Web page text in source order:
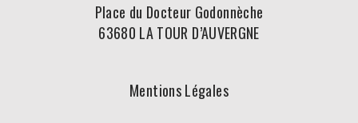
Place du Docteur Godonnèche
63680 LA TOUR D’AUVERGNE
Mentions Légales